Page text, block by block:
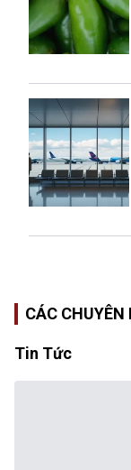
CÁC CHUYÊN
Tin Tức